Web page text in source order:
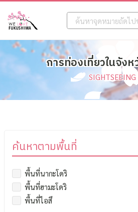
การท่องเที่ยวในจัง
SIGHTSEEING
ค้นหาตามพื้นที่
พื้นที่นากะโดริ
พื้นที่ฮามะโดริ
พื้นที่ไอสึ